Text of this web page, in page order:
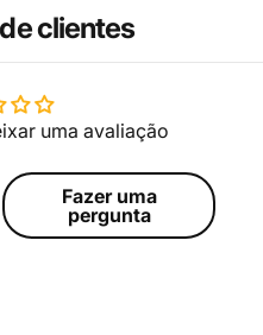
clientes
uma avaliação
Fazer uma
pergunta